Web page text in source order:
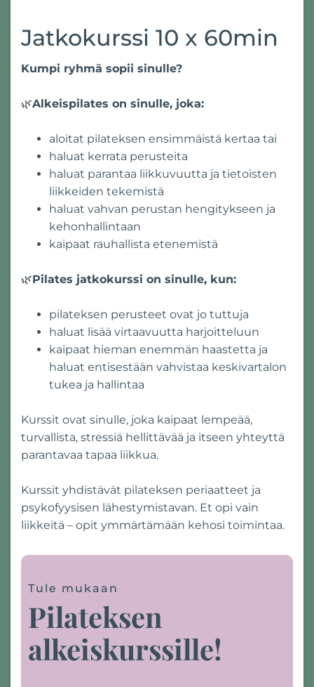
Jatkokurssi 10 x 60min
Kumpi ryhmä sopii sinulle?
🌿Alkeispilates on sinulle, joka:
aloitat pilateksen ensimmäistä kertaa tai
haluat kerrata perusteita
haluat parantaa liikkuvuutta ja tietoisten
liikkeiden tekemistä
haluat vahvan perustan hengitykseen ja
kehonhallintaan
kaipaat rauhallista etenemistä
🌿Pilates jatkokurssi on sinulle, kun:
pilateksen perusteet ovat jo tuttuja
haluat lisää virtaavuutta harjoitteluun
kaipaat hieman enemmän haastetta ja
haluat entisestään vahvistaa keskivartalon
tukea ja hallintaa
Kurssit ovat sinulle, joka kaipaat lempeää,
turvallista, stressiä hellittävää ja itseen yhteyttä
parantavaa tapaa liikkua.
Kurssit yhdistävät pilateksen periaatteet ja
psykofyysisen lähestymistavan. Et opi vain
liikkeitä – opit ymmärtämään kehosi toimintaa.
Tule mukaan
Pilateksen
alkeiskurssille!